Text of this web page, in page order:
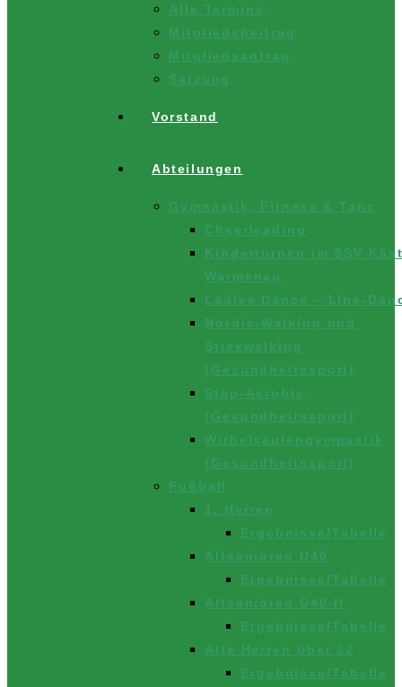
Alle Termine
Mitgliedsbeitrag
Mitgliedsantrag
Satzung
Vorstand
Abteilungen
Gymnastik, Fitness & Tanz
Cheerleading
Kinderturnen im SSV
Warmenau
Ladies Dance – Line-
Nordic-Walking und
Stickwalking
(Gesundheitssport)
Step-Aerobic
(Gesundheitssport)
Wirbelsäulengymnastik
(Gesundheitssport)
Fußball
1. Herren
Ergebnisse/Tabelle
Altsenioren Ü40
Ergebnisse/Tabelle
Altsenioren Ü40-II
Ergebnisse/Tabelle
Alte Herren über 32
Ergebnisse/Tabelle